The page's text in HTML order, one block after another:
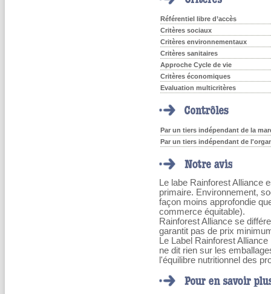
Référentiel libre d’accès
Critères sociaux
Critères environnementaux
Critères sanitaires
Approche Cycle de vie
Critères économiques
Evaluation multicritères
Par un tiers indépendant de la
Par un tiers indépendant de
Le labe Rainforest Alliance
primaire. Environnement,
façon moins approfondie
commerce équitable).
Rainforest Alliance se
garantit pas de prix
Le Label Rainforest
ne dit rien sur les
l'équilibre nutritionnel des